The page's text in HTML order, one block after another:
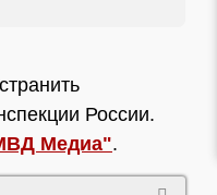
России.
Медиа".